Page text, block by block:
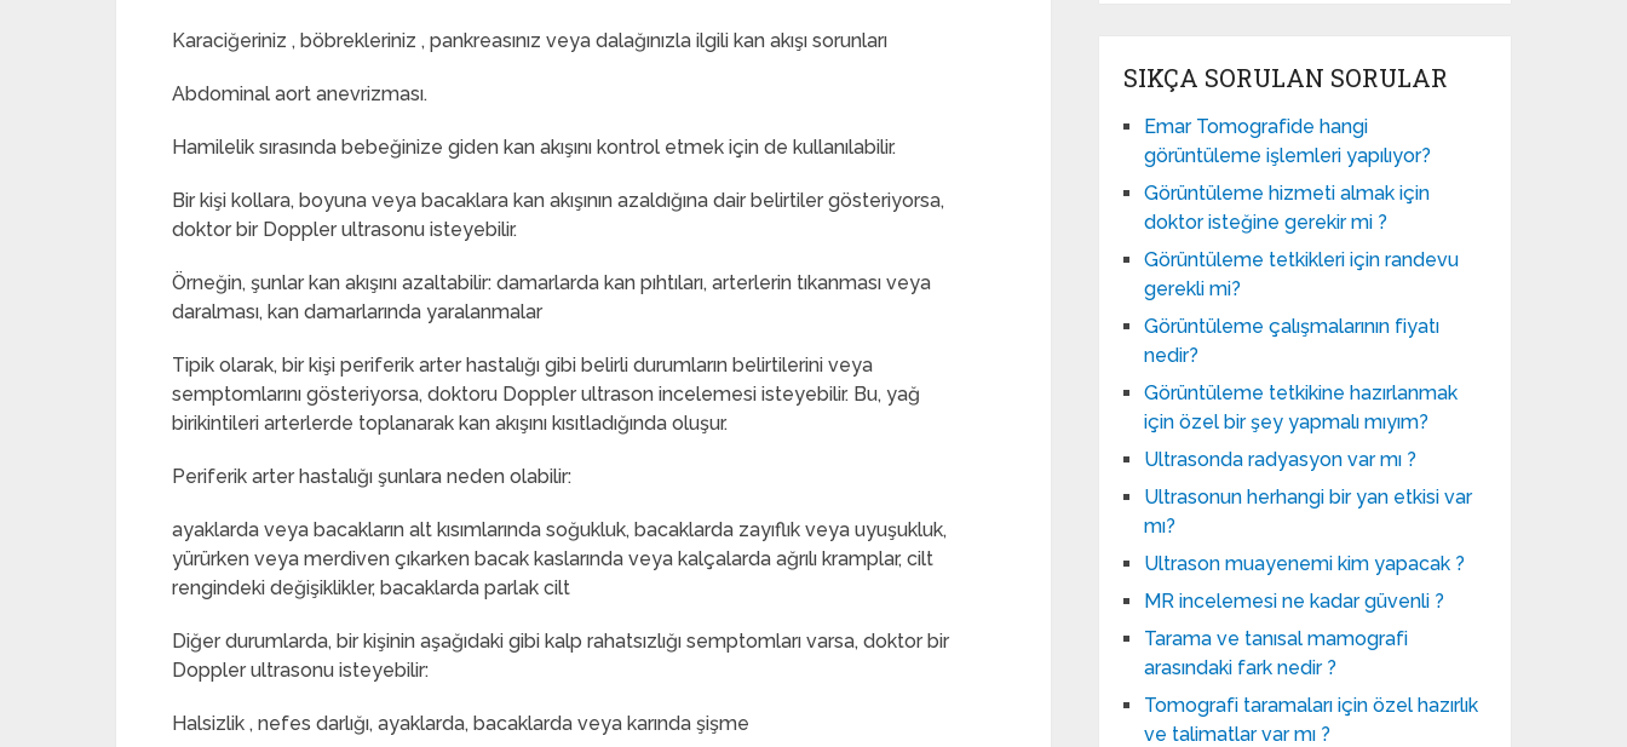
Karaciğeriniz , böbrekleriniz , pankreasınız veya dalağınızla ilgili kan akışı sorunları
Abdominal aort anevrizması.
Hamilelik sırasında bebeğinize giden kan akışını kontrol etmek için de kullanılabilir.
Bir kişi kollara, boyuna veya bacaklara kan akışının azaldığına dair belirtiler gösteriyorsa,
doktor bir Doppler ultrasonu isteyebilir.
Örneğin, şunlar kan akışını azaltabilir: damarlarda kan pıhtıları, arterlerin tıkanması veya
daralması, kan damarlarında yaralanmalar
Tipik olarak, bir kişi periferik arter hastalığı gibi belirli durumların belirtilerini veya
semptomlarını gösteriyorsa, doktoru Doppler ultrason incelemesi isteyebilir. Bu, yağ
birikintileri arterlerde toplanarak kan akışını kısıtladığında oluşur.
Periferik arter hastalığı şunlara neden olabilir:
ayaklarda veya bacakların alt kısımlarında soğukluk, bacaklarda zayıflık veya uyuşukluk,
yürürken veya merdiven çıkarken bacak kaslarında veya kalçalarda ağrılı kramplar, cilt
rengindeki değişiklikler, bacaklarda parlak cilt
Diğer durumlarda, bir kişinin aşağıdaki gibi kalp rahatsızlığı semptomları varsa, doktor bir
Doppler ultrasonu isteyebilir:
Halsizlik , nefes darlığı, ayaklarda, bacaklarda veya karında şişme
SIKÇA SORULAN SORULAR
Emar Tomografide hangi
görüntüleme işlemleri yapılıyor?
Görüntüleme hizmeti almak için
doktor isteğine gerekir mi ?
Görüntüleme tetkikleri için randevu
gerekli mi?
Görüntüleme çalışmalarının fiyatı
nedir?
Görüntüleme tetkikine hazırlanmak
için özel bir şey yapmalı mıyım?
Ultrasonda radyasyon var mı ?
Ultrasonun herhangi bir yan etkisi var
mı?
Ultrason muayenemi kim yapacak ?
MR incelemesi ne kadar güvenli ?
Tarama ve tanısal mamografi
arasındaki fark nedir ?
Tomografi taramaları için özel hazırlık
ve talimatlar var mı ?